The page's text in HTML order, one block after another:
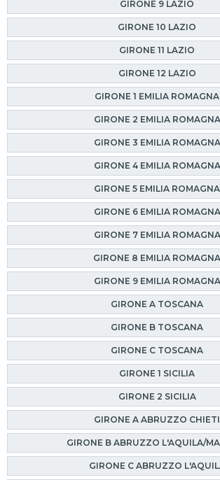
GIRONE 9 LAZIO
GIRONE 10 LAZIO
GIRONE 11 LAZIO
GIRONE 12 LAZIO
GIRONE 1 EMILIA ROMAGNA
GIRONE 2 EMILIA ROMAGNA
GIRONE 3 EMILIA ROMAGNA
GIRONE 4 EMILIA ROMAGNA
GIRONE 5 EMILIA ROMAGNA
GIRONE 6 EMILIA ROMAGNA
GIRONE 7 EMILIA ROMAGNA
GIRONE 8 EMILIA ROMAGNA
GIRONE 9 EMILIA ROMAGNA
GIRONE A TOSCANA
GIRONE B TOSCANA
GIRONE C TOSCANA
GIRONE 1 SICILIA
GIRONE 2 SICILIA
GIRONE A ABRUZZO CHIETI
GIRONE B ABRUZZO L'AQUILA/
GIRONE C ABRUZZO